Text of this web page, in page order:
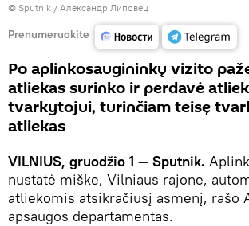
© Sputnik / Александр Липовец
Prenumeruokite
Po aplinkosaugininkų vizito
atliekas surinko ir perdavė
tvarkytojui, turinčiam teisę
atliekas
VILNIUS, gruodžio 1 — Sputnik.
nustatė miške, Vilniaus rajone,
atliekomis atsikračiusį asmenį, rašo
apsaugos departamentas.